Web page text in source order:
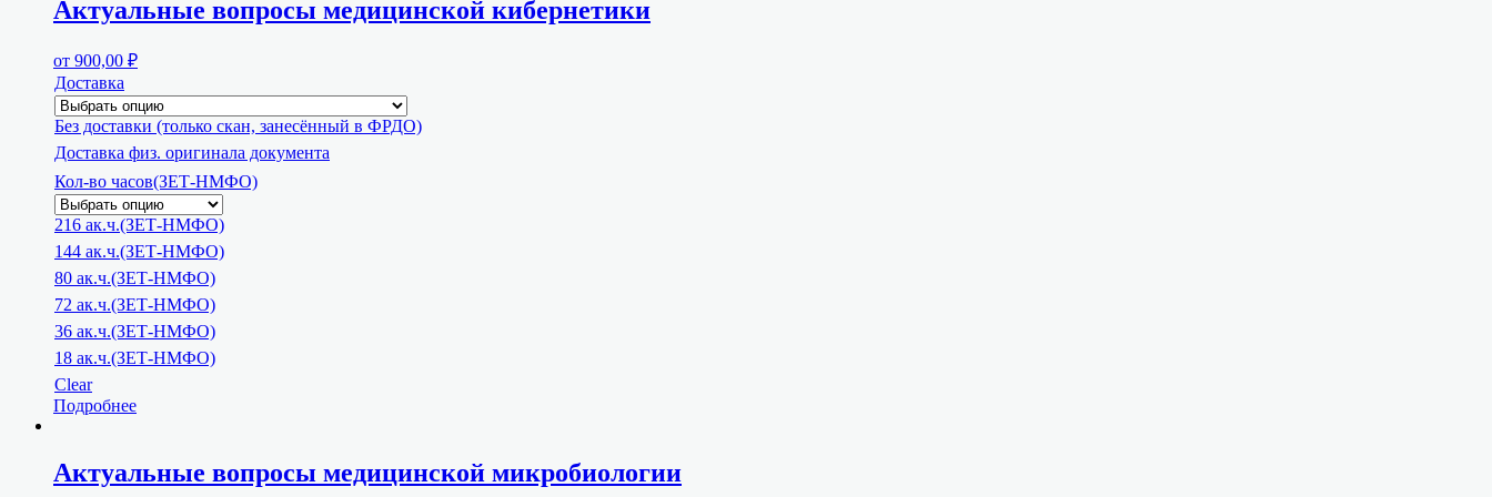
Актуальные вопросы медицинской кибернетики
от 900,00 ₽
Доставка
Без доставки (только скан, занесённый в ФРДО)
Доставка физ. оригинала документа
Кол-во часов(ЗЕТ-НМФО)
216 ак.ч.(ЗЕТ-НМФО)
144 ак.ч.(ЗЕТ-НМФО)
80 ак.ч.(ЗЕТ-НМФО)
72 ак.ч.(ЗЕТ-НМФО)
36 ак.ч.(ЗЕТ-НМФО)
18 ак.ч.(ЗЕТ-НМФО)
Clear
Подробнее
Актуальные вопросы медицинской микробиологии